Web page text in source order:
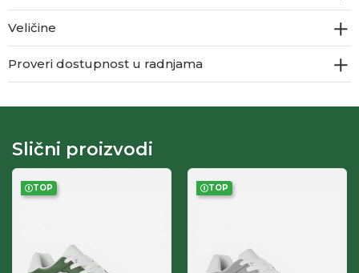
Veličine
Proveri dostupnost u radnjama
Slični proizvodi
TOP TOP